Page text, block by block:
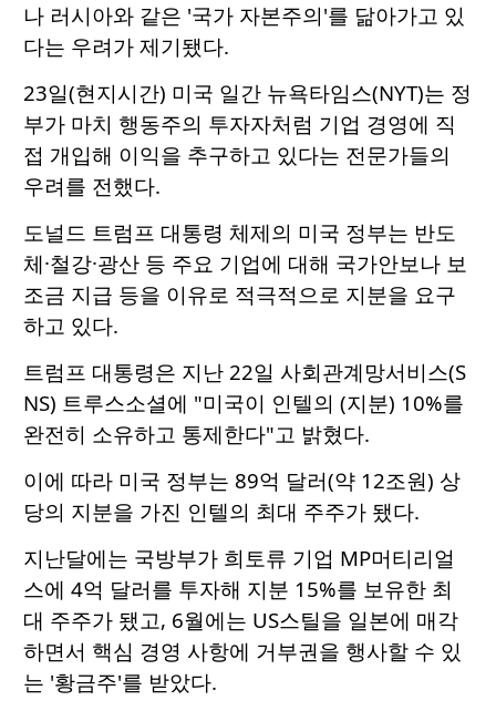
나 러시아와 같은 '국가 자본주의'를 닮아가고 있
다는 우려가 제기됐다.
23일(현지시간) 미국 일간 뉴욕타임스(NYT)는 정
부가 마치 행동주의 투자자처럼 기업 경영에 직
접 개입해 이익을 추구하고 있다는 전문가들의
우려를 전했다.
도널드 트럼프 대통령 체제의 미국 정부는 반도
체·철강·광산 등 주요 기업에 대해 국가안보나 보
조금 지급 등을 이유로 적극적으로 지분을 요구
하고 있다.
트럼프 대통령은 지난 22일 사회관계망서비스(S
NS) 트루스소셜에 "미국이 인텔의 (지분) 10%를
완전히 소유하고 통제한다"고 밝혔다.
이에 따라 미국 정부는 89억 달러(약 12조원) 상
당의 지분을 가진 인텔의 최대 주주가 됐다.
지난달에는 국방부가 희토류 기업 MP머티리얼
스에 4억 달러를 투자해 지분 15%를 보유한 최
대 주주가 됐고, 6월에는 US스틸을 일본에 매각
하면서 핵심 경영 사항에 거부권을 행사할 수 있
는 '황금주'를 받았다.